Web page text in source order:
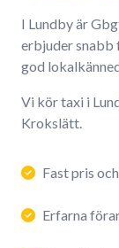
I Lundby är
erbjuder snabb
god
Vi kör taxi i
Krokslätt.
Fast pris
Erfarna